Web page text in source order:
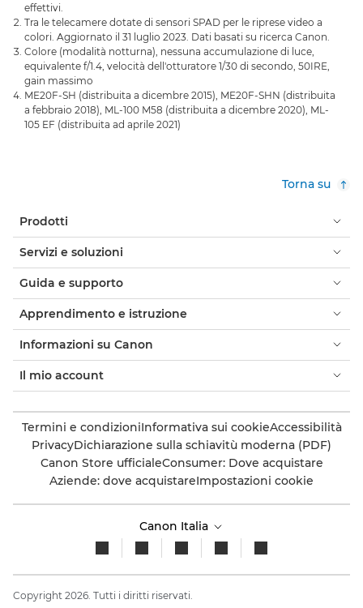
effettivi.
Tra le telecamere dotate di sensori SPAD per le riprese video a
colori. Aggiornato il 31 luglio 2023. Dati basati su ricerca Canon.
Colore (modalità notturna), nessuna accumulazione di luce,
equivalente f/1.4, velocità dell'otturatore 1/30 di secondo, 50IRE,
gain massimo
ME20F-SH (distribuita a dicembre 2015), ME20F-SHN (distribuita
a febbraio 2018), ML-100 M58 (distribuita a dicembre 2020), ML-
105 EF (distribuita ad aprile 2021)
Torna su
Prodotti
Servizi e soluzioni
Guida e supporto
Apprendimento e istruzione
Informazioni su Canon
Il mio account
Termini e condizioniInformativa sui cookieAccessibilità
PrivacyDichiarazione sulla schiavitù moderna (PDF)
Canon Store ufficialeConsumer: Dove acquistare
Aziende: dove acquistareImpostazioni cookie
Canon Italia
Copyright 2026. Tutti i diritti riservati.